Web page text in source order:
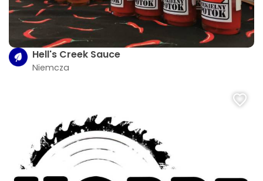
Hell's Creek Sauce
Niemcza